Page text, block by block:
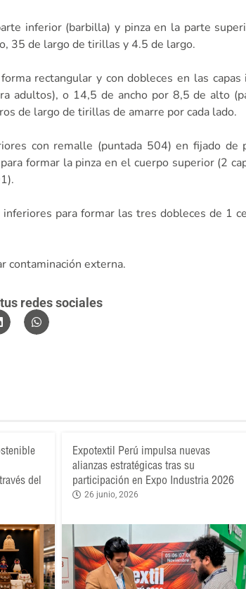
inferior (barbilla) y pinza en la parte
35 de largo de tirillas y 4.5 de largo.
rectangular y con dobleces en las
adultos), o 14,5 de ancho por 8,5 de alto
de largo de tirillas de amarre por cada lado.
con remalle (puntada 504) en fijado de
formar la pinza en el cuerpo superior (2
para formar las tres dobleces de 1
contaminación externa.
redes sociales
del
Expotextil Perú impulsa nuevas
alianzas estratégicas tras su
participación en Expo Industria 2026
26 junio, 2026